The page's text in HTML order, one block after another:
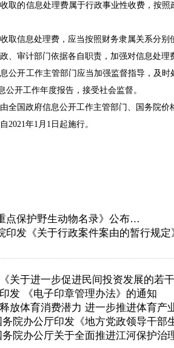
取的信息处理费属于行政事业性收费，按
取信息处理费，应当按照财务隶属关系分
、审计部门依据各自职责，加强对信息处理
公开工作主管部门应当加强监督指导，及
公开工作年度报告，接受社会监督。
全国政府信息公开工作主管部门、国务院
2021年1月1日起施行。
点保护野生动物名录》公布…
印发《关于行政案件案由的暂行规定
关于进一步促进民间投资发展的若
发 《电子印章管理办法》的通知
放体育消费潜力 进一步推进体育产
院办公厅印发《地方党政领导干部
院办公厅关于全面推进江河保护治